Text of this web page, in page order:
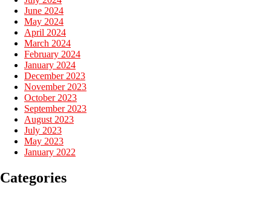
June 2024
May 2024
April 2024
March 2024
February 2024
January 2024
December 2023
November 2023
October 2023
September 2023
August 2023
July 2023
May 2023
January 2022
Categories